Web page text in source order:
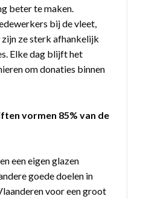
beter te maken.
bij de vleet,
ze sterk afhankelijk
Elke dag blijft het
om donaties binnen
vormen 85% van de
een eigen glazen
goede doelen in
voor een groot